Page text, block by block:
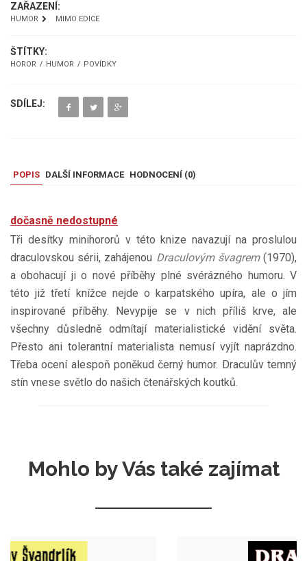
ZAŘAZENÍ:
HUMOR MIMO EDICE
ŠTÍTKY:
HOROR HUMOR POVÍDKY
SDÍLEJ:
POPIS DALŠÍ INFORMACE HODNOCENÍ (0)
dočasně nedostupné
Tři desítky minihororů v této knize navazují na proslulou
draculovskou sérii, zahájenou Draculovým švagrem(1970),
a obohacují ji o nové příběhy plné svérázného humoru. V
této již třetí knížce nejde o karpatského upíra, ale o jím
inspirované příběhy. Nevypije se v nich příliš krve, ale
všechny důsledně odmítají materialistické vidění světa.
Přesto ani tolerantní materialista nemusí vyjít naprázdno.
Třeba ocení alespoň poněkud černý humor. Draculův temný
stín vnese světlo do našich čtenářských koutků.
Mohlo by Vás také zajímat